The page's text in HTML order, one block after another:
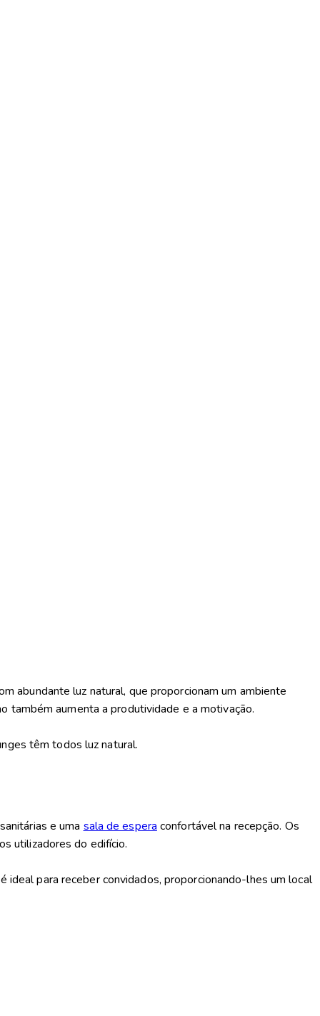
abundante luz natural, que proporcionam um ambiente
também aumenta a produtividade e a motivação.
têm todos luz natural.
e uma sala de espera confortável na recepção. Os
utilizadores do edifício.
para receber convidados, proporcionando-lhes um local